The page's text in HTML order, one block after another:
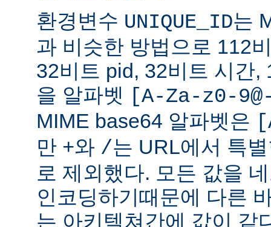
환경변수 UNIQUE_ID는
과 비슷한 방법으로 112
32비트 pid, 32비트 시간,
을 알파벳
[A-Za-z0-
MIME base64 알파벳은
만 +와 /는 URL에서 특
로 제외했다. 모든 값을
인코딩하기때문에 다른
는 아키텍쳐간에 값이 같